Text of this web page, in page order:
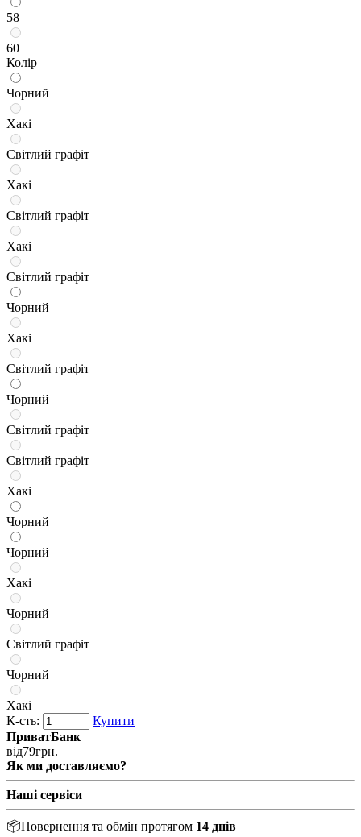
58
60
Колір
Чорний
Хакі
Світлий графіт
Хакі
Світлий графіт
Хакі
Світлий графіт
Чорний
Хакі
Світлий графіт
Чорний
Світлий графіт
Світлий графіт
Хакі
Чорний
Чорний
Хакі
Чорний
Світлий графіт
Чорний
Хакі
К-сть:
Купити
ПриватБанк
від79грн.
Як ми доставляємо?
Наші сервіси
📦Повернення та обмін протягом 14 днів